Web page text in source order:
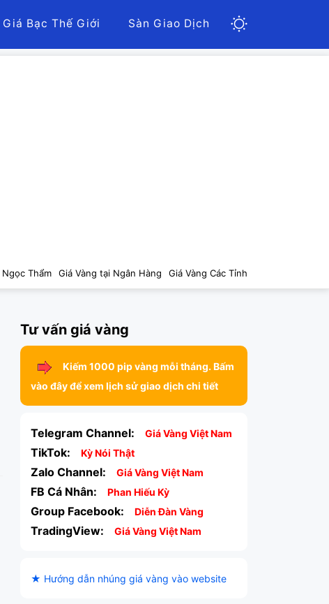
Giá Bạc Thế Giới Sàn Giao Dịch
Ngọc Thẩm Giá Vàng tại Ngân Hàng Giá Vàng Các Tỉnh
Tư vấn giá vàng
Kiếm 1000 pip vàng mỗi tháng. Bấm
vào đây để xem lịch sử giao dịch chi tiết
Telegram Channel: Giá Vàng Việt Nam
TikTok: Kỳ Nói Thật
Zalo Channel: Giá Vàng Việt Nam
FB Cá Nhân: Phan Hiếu Kỳ
Group Facebook: Diễn Đàn Vàng
TradingView: Giá Vàng Việt Nam
★ Hướng dẫn nhúng giá vàng vào website